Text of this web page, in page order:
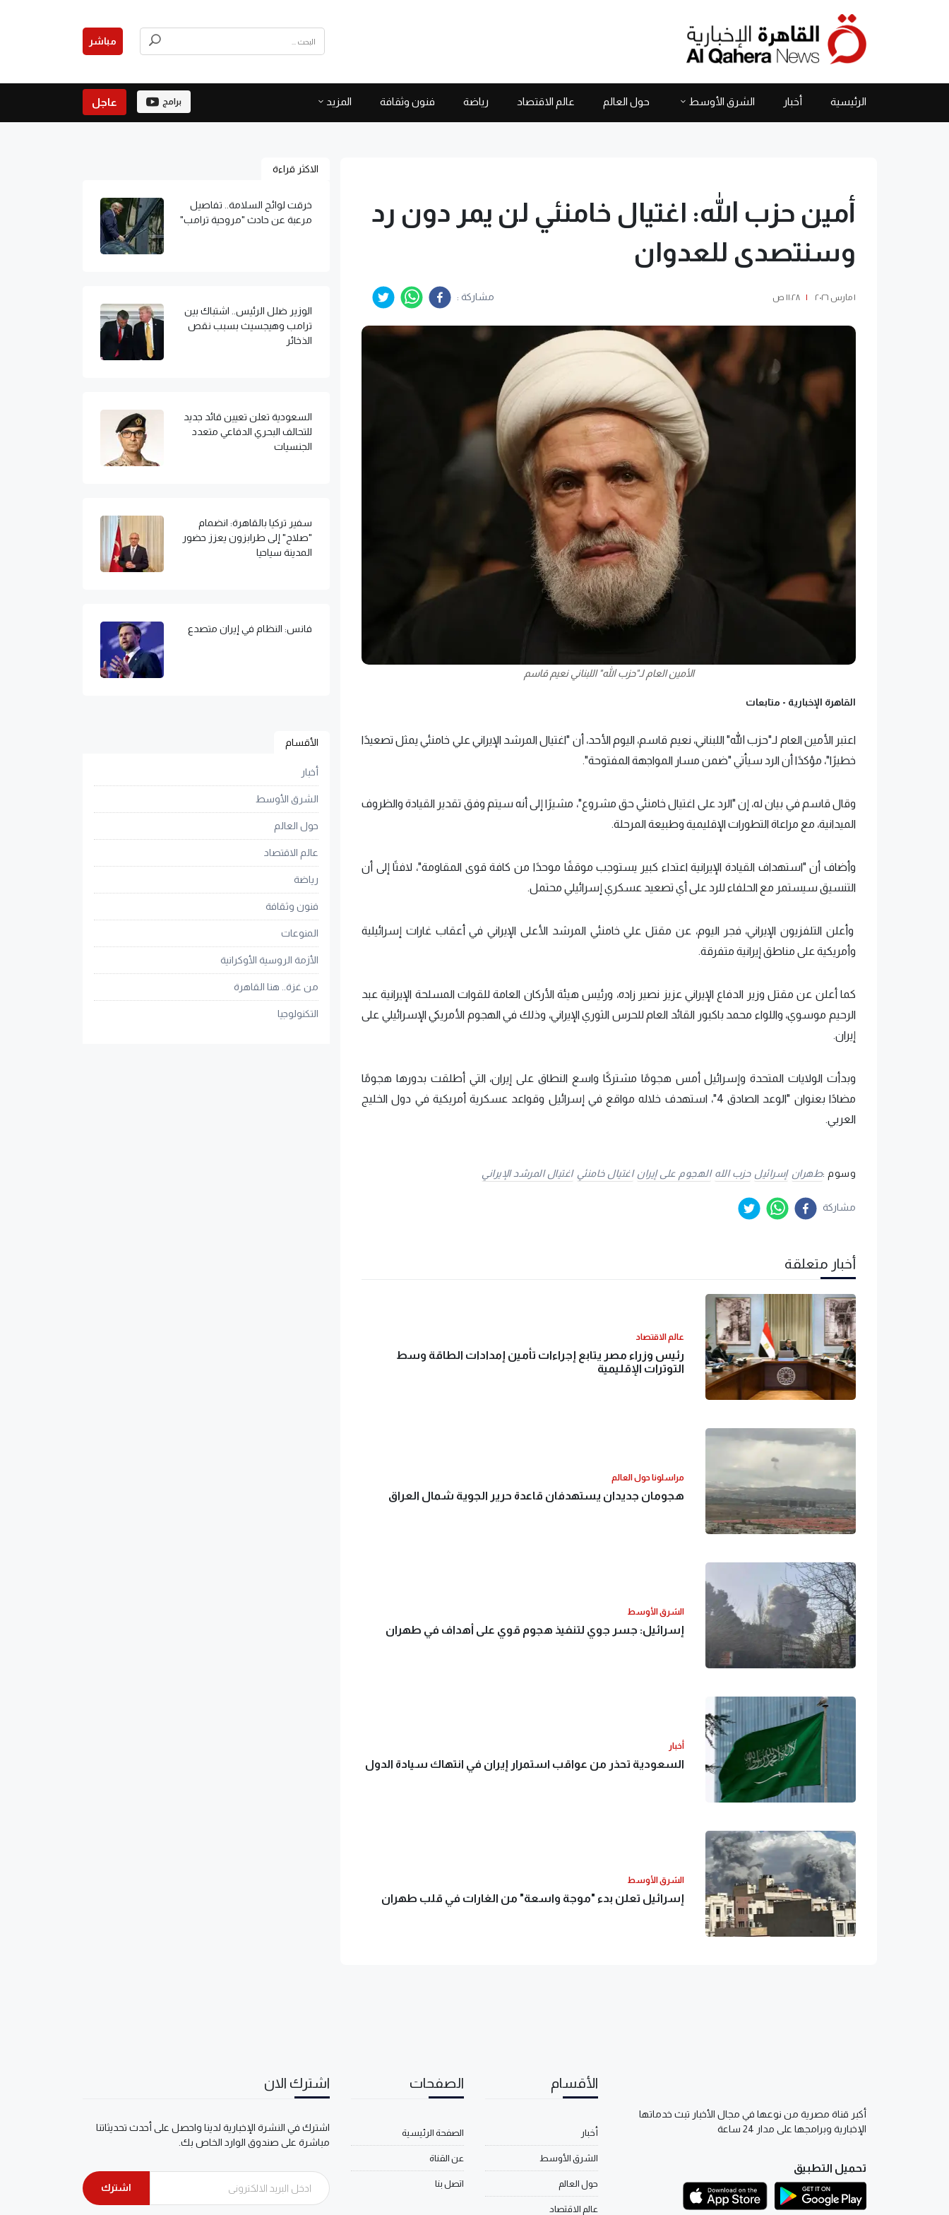
مباشر
الرئيسية أخبار الشرق الأوسط حول العالم عالم الاقتصاد رياضة فنون وثقافة المزيد برامج عاجل
أمين حزب الله: اغتيال خامنئي لن يمر دون رد
وسنتصدى للعدوان
١ مارس ٢٠٢٦ | ١١:٢٨ ص مشاركة :
الأمين العام لـ"حزب الله" اللبناني نعيم قاسم
القاهرة الإخبارية - متابعات
اعتبر الأمين العام لـ"حزب الله" اللبناني، نعيم قاسم، اليوم الأحد، أن "اغتيال المرشد الإيراني علي خامنئي يمثل تصعيدًا
خطيرًا"، مؤكدًا أن الرد سيأتي "ضمن مسار المواجهة المفتوحة".
وقال قاسم في بيان له، إن "الرد على اغتيال خامنئي حق مشروع"، مشيرًا إلى أنه سيتم وفق تقدير القيادة والظروف
الميدانية، مع مراعاة التطورات الإقليمية وطبيعة المرحلة.
وأضاف أن "استهداف القيادة الإيرانية اعتداء كبير يستوجب موقفًا موحدًا من كافة قوى المقاومة"، لافتًا إلى أن
التنسيق سيستمر مع الحلفاء للرد على أي تصعيد عسكري إسرائيلي محتمل.
وأعلن التلفزيون الإيراني، فجر اليوم، عن مقتل علي خامنئي المرشد الأعلى الإيراني في أعقاب غارات إسرائيلية
وأمريكية على مناطق إيرانية متفرقة.
كما أعلن عن مقتل وزير الدفاع الإيراني عزيز نصير زاده، ورئيس هيئة الأركان العامة للقوات المسلحة الإيرانية عبد
الرحيم موسوي، واللواء محمد باكبور القائد العام للحرس الثوري الإيراني، وذلك في الهجوم الأمريكي الإسرائيلي على
إيران.
وبدأت الولايات المتحدة وإسرائيل أمس هجومًا مشتركًا واسع النطاق على إيران، التي أطلقت بدورها هجومًا
مضادًا بعنوان "الوعد الصادق 4"، استهدف خلاله مواقع في إسرائيل وقواعد عسكرية أمريكية في دول الخليج
العربي.
وسوم :طهران إسرائيل حزب الله الهجوم على إيران اغتيال خامنئي اغتيال المرشد الإيراني
مشاركة
أخبار متعلقة
عالم الاقتصاد
رئيس وزراء مصر يتابع إجراءات تأمين إمدادات الطاقة وسط
التوترات الإقليمية
مراسلونا حول العالم
هجومان جديدان يستهدفان قاعدة حرير الجوية شمال العراق
الشرق الأوسط
إسرائيل: جسر جوي لتنفيذ هجوم قوي على أهداف في طهران
أخبار
السعودية تحذر من عواقب استمرار إيران في انتهاك سيادة الدول
الشرق الأوسط
إسرائيل تعلن بدء "موجة واسعة" من الغارات في قلب طهران
الاكثر قراءة
خرقت لوائح السلامة.. تفاصيل
مرعبة عن حادث "مروحية ترامب"
الوزير ضلل الرئيس.. اشتباك بين
ترامب وهيجسيث بسبب نقص
الذخائر
السعودية تعلن تعيين قائد جديد
للتحالف البحري الدفاعي متعدد
الجنسيات
سفير تركيا بالقاهرة: انضمام
"صلاح" إلى طرابزون يعزز حضور
المدينة سياحيا
فانس: النظام في إيران متصدع
الأقسام
أخبار
الشرق الأوسط
حول العالم
عالم الاقتصاد
رياضة
فنون وثقافة
المنوعات
الأزمة الروسية الأوكرانية
من غزة.. هنا القاهرة
التكنولوجيا
أكبر قناة مصرية من نوعها في مجال الأخبار تبث خدماتها
الإخبارية وبرامجها على مدار 24 ساعة
تحميل التطبيق
الأقسام
أخبار
الشرق الأوسط
حول العالم
عالم الاقتصاد
الصفحات
الصفحة الرئيسية
عن القناة
اتصل بنا
اشترك الان
اشترك في النشرة الإخبارية لدينا واحصل على أحدث تحديثاتنا
مباشرة على صندوق الوارد الخاص بك.
اشترك